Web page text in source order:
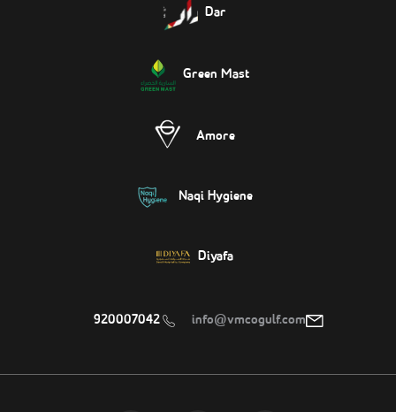
Dar
Green Mast
Amore
Naqi Hygiene
Diyafa
info@vmcogulf.com
920007042